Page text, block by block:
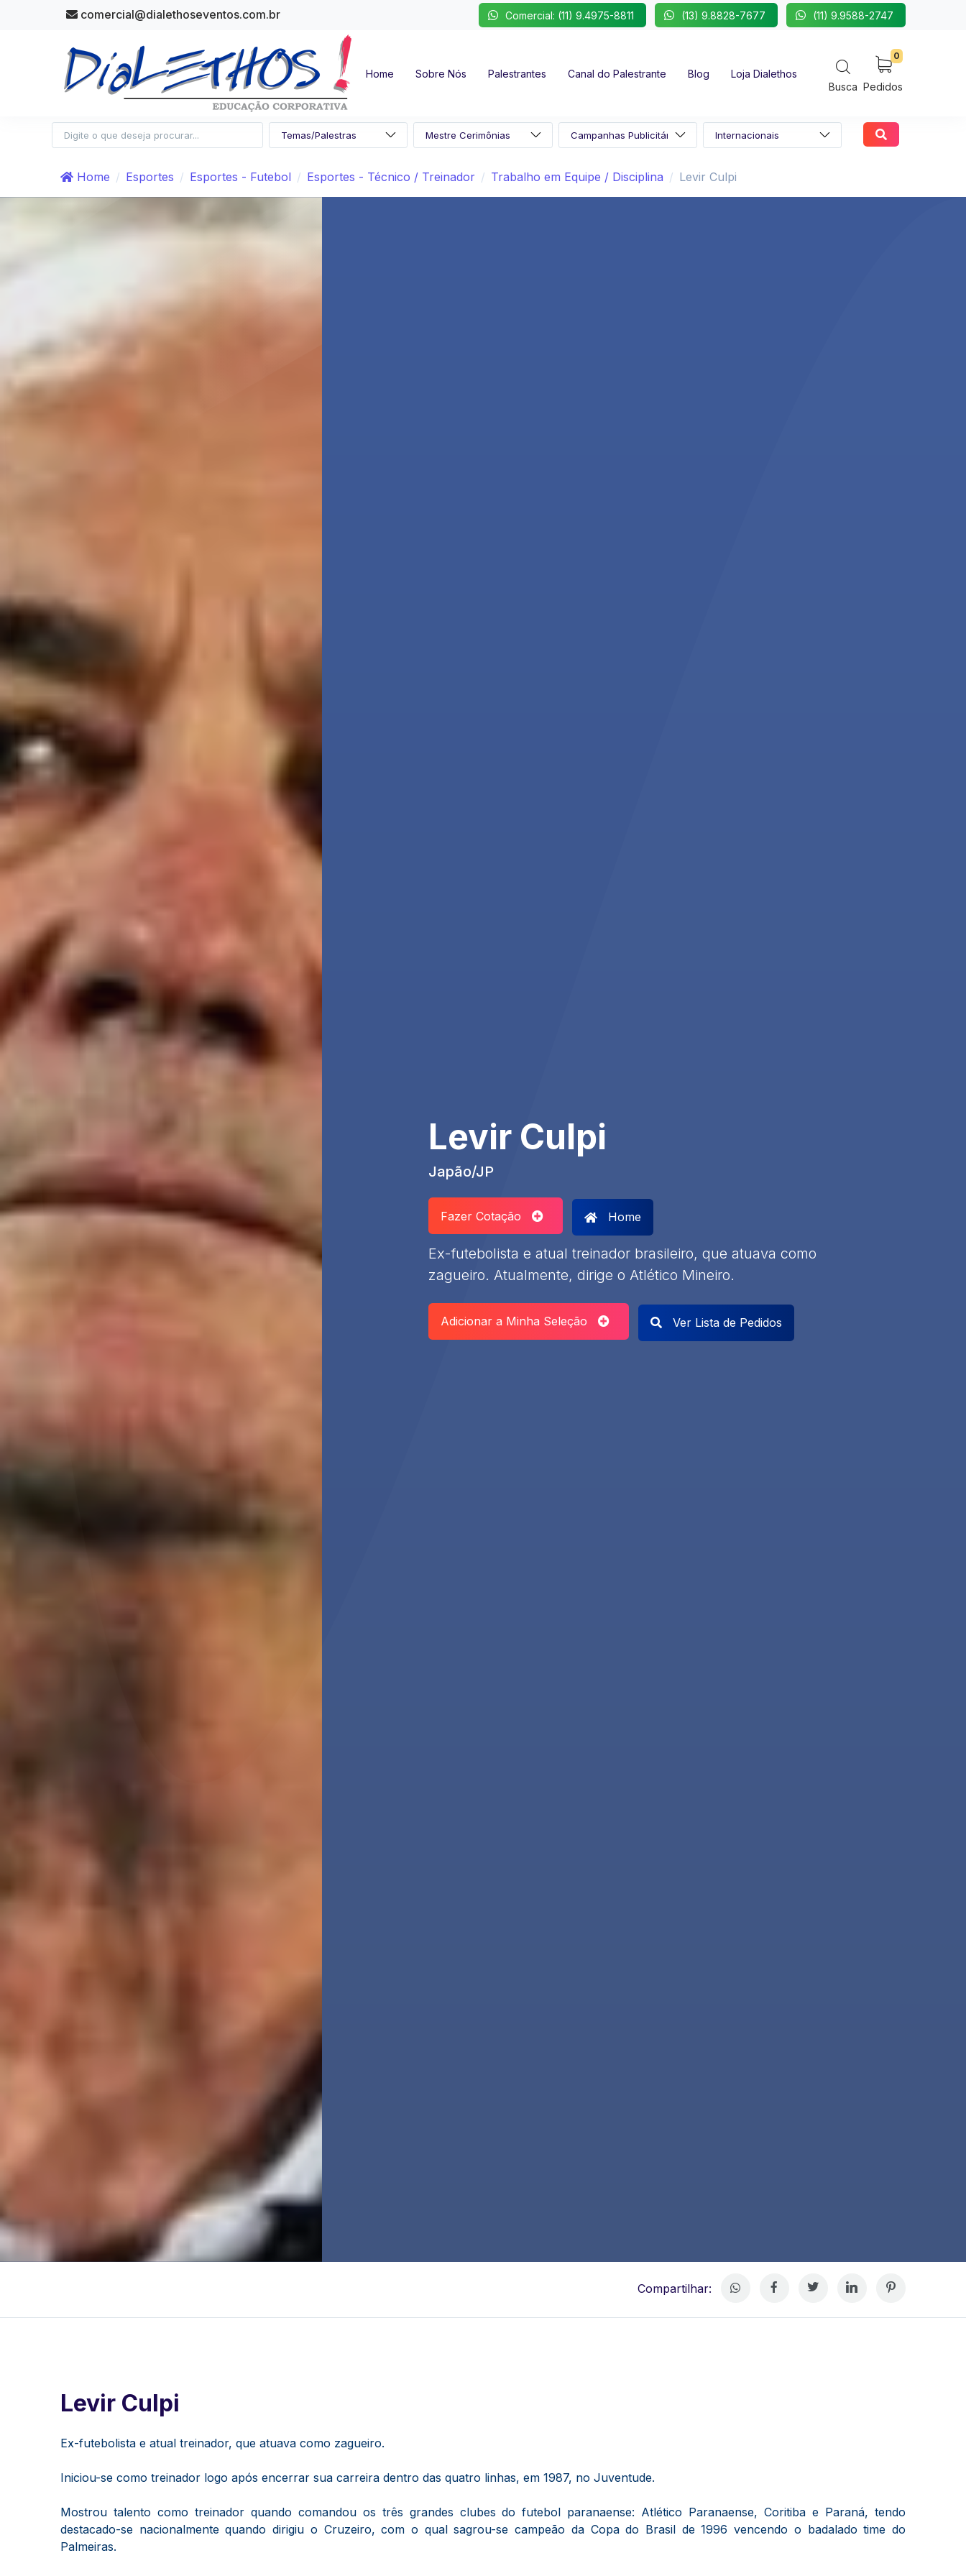
comercial@dialethoseventos.com.br Comercial: (11) 9.4975-8811 (13) 9.8828-7677 (11) 9.9588-2747
Home Sobre Nós Palestrantes Canal do Palestrante Blog
Loja Dialethos
Busca
0
Pedidos
Home Esportes Esportes - Futebol Esportes - Técnico / Treinador Trabalho em Equipe / Disciplina Levir Culpi
Levir Culpi
Japão/JP
Fazer Cotação Home
Ex-futebolista e atual treinador brasileiro, que atuava como
zagueiro. Atualmente, dirige o Atlético Mineiro.
Adicionar a Minha Seleção Ver Lista de Pedidos
Compartilhar:
Levir Culpi
Ex-futebolista e atual treinador, que atuava como zagueiro.
Iniciou-se como treinador logo após encerrar sua carreira dentro das quatro linhas, em 1987, no Juventude.
Mostrou talento como treinador quando comandou os três grandes clubes do futebol paranaense: Atlético Paranaense, Coritiba e Paraná, tendo
destacado-se nacionalmente quando dirigiu o Cruzeiro, com o qual sagrou-se campeão da Copa do Brasil de 1996 vencendo o badalado time do
Palmeiras.